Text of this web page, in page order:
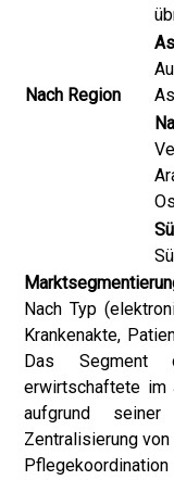
Nach Region
Nach Typ
Krankenakte,
Das Segment
erwirtschaftete im
aufgrund
Zentralisierung